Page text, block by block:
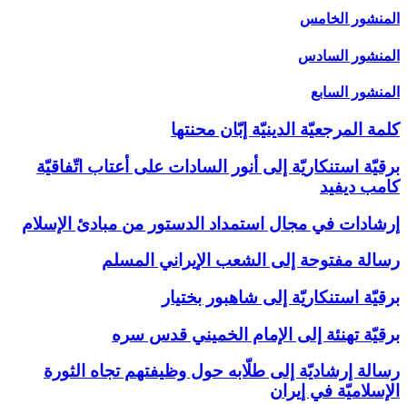
المنشور الخامس‏
المنشور السادس‏
المنشور السابع‏
كلمة المرجعيّة الدينيّة إبّان محنتها
برقيّة استنكاريّة إلى أنور السادات على أعتاب اتّفاقيّة
كامب ديفيد
إرشادات في مجال استمداد الدستور من مبادئ الإسلام
رسالة مفتوحة إلى الشعب الإيراني المسلم
برقيّة استنكاريّة إلى شاهبور بختيار
برقيّة تهنئة إلى الإمام الخميني قدس سره
رسالة إرشاديّة إلى طلّابه حول وظيفتهم تجاه الثورة
الإسلاميّة في إيران‏